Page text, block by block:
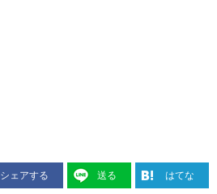
シェアする 送る はてな